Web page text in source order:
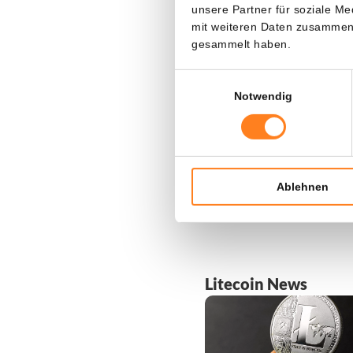
unsere Partner für soziale
mit weiteren Daten
gesammelt haben.
Notwendig
Ablehnen
in diesem
aktuellen
Darüber
wachsende
Allzeithochs
Litecoin News